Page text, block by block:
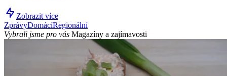
Zobrazit více
ZprávyDomácíRegionální
Vybrali jsme pro vás Magazíny a zajímavosti